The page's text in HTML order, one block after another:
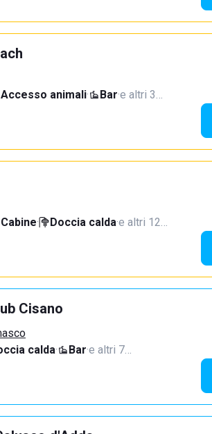
Accesso animali· Bar·e altri 3…
Cabine· Doccia calda·e altri 12…
Cisano
calda· Bar·e altri 7…